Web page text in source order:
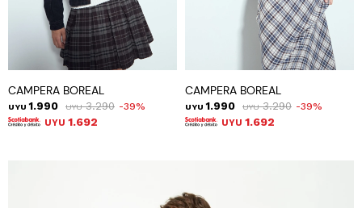
CAMPERA BOREAL
UYU 1.990 UYU 3.290 39
UYU 1.692
CAMPERA BOREAL
UYU 1.990 UYU 3.290 39
UYU 1.692